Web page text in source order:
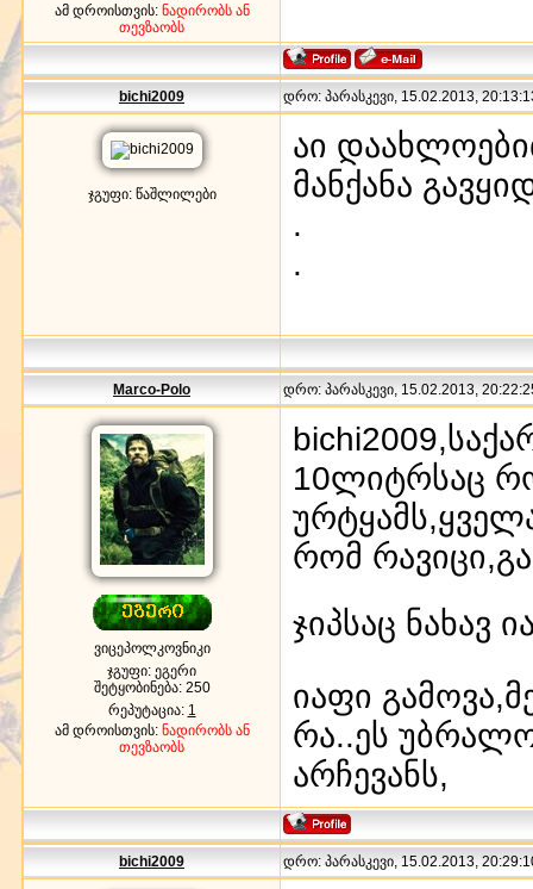
ამ დროისთვის: ნადირობს ან
თევზაობს
bichi2009 დრო: პარასკევი, 15.02.2013,
ჯგუფი: წაშლილები
აი
მანქანა
.
.
Marco-Polo დრო: პარასკევი, 15.02.2013,
ვიცეპოლკოვნიკი
ჯგუფი: ეგერი
შეტყობინება: 250
რეპუტაცია: 1
ამ დროისთვის: ნადირობს ან
თევზაობს
10ლიტრსაც
რომ
ჯიპსაც ნახავ
იაფი
რა..ეს
არჩევანს,
bichi2009 დრო: პარასკევი, 15.02.2013,